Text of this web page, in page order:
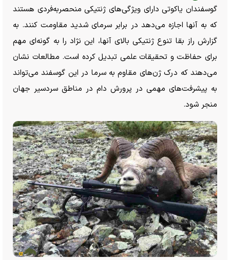
گوسفندان یاکوتی دارای ویژگی‌های ژنتیکی منحصربه‌فردی هستند
که به آنها اجازه می‌دهد در برابر سرمای شدید مقاومت کنند. به
گزارش راز بقا تنوع ژنتیکی بالای آنها، این نژاد را به گونه‌ای مهم
برای حفاظت و تحقیقات علمی تبدیل کرده است. مطالعات نشان
می‌دهند که درک ژن‌های مقاوم به سرما در این گوسفند می‌تواند
به پیشرفت‌های مهمی در پرورش دام در مناطق سردسیر جهان
منجر شود.